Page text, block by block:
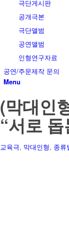
극단게시판
공개극본
극단앨범
공연앨범
인형연구자료
공연/주문제작 문의
Menu
(막대인
“서로
교육극, 막대인형, 종류